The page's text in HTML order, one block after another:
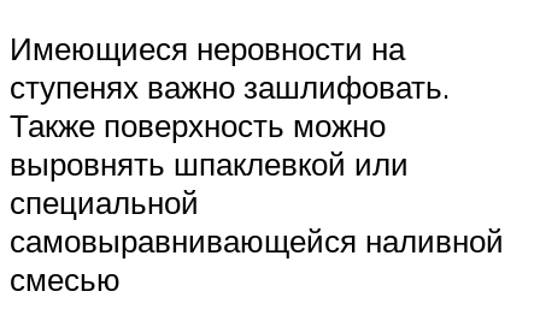
Имеющиеся неровности на
ступенях важно зашлифовать.
Также поверхность можно
выровнять шпаклевкой или
специальной
самовыравнивающейся наливной
смесью